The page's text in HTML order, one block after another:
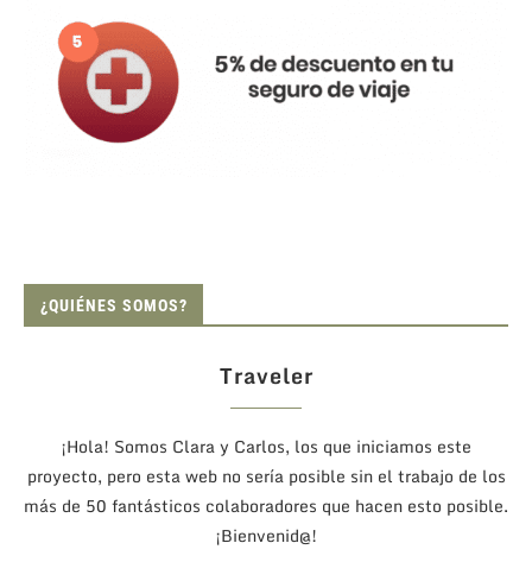
¿QUIÉNES SOMOS?
Traveler
¡Hola! Somos Clara y Carlos, los que iniciamos este
proyecto, pero esta web no sería posible sin el trabajo de los
más de 50 fantásticos colaboradores que hacen esto posible.
¡Bienvenid@!